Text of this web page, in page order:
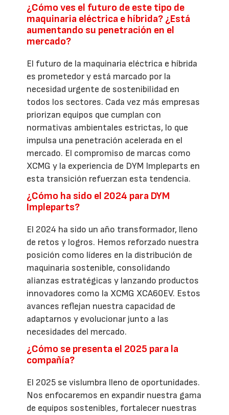
¿Cómo ves el futuro de este tipo de
maquinaria eléctrica e híbrida? ¿Está
aumentando su penetración en el
mercado?
El futuro de la maquinaria eléctrica e híbrida
es prometedor y está marcado por la
necesidad urgente de sostenibilidad en
todos los sectores. Cada vez más empresas
priorizan equipos que cumplan con
normativas ambientales estrictas, lo que
impulsa una penetración acelerada en el
mercado. El compromiso de marcas como
XCMG y la experiencia de DYM Impleparts en
esta transición refuerzan esta tendencia.
¿Cómo ha sido el 2024 para DYM
Impleparts?
El 2024 ha sido un año transformador, lleno
de retos y logros. Hemos reforzado nuestra
posición como líderes en la distribución de
maquinaria sostenible, consolidando
alianzas estratégicas y lanzando productos
innovadores como la XCMG XCA60EV. Estos
avances reflejan nuestra capacidad de
adaptarnos y evolucionar junto a las
necesidades del mercado.
¿Cómo se presenta el 2025 para la
compañía?
El 2025 se vislumbra lleno de oportunidades.
Nos enfocaremos en expandir nuestra gama
de equipos sostenibles, fortalecer nuestras